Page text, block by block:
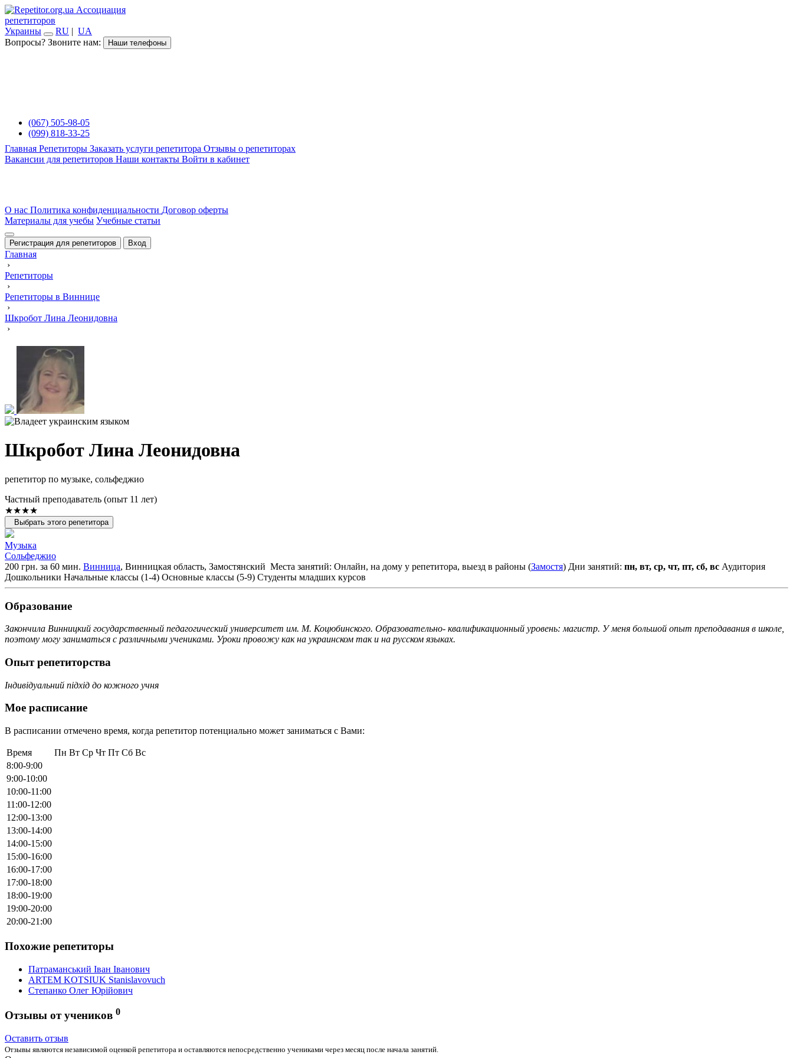
Ассоциация
репетиторов
Украины
RU | UA
Вопросы? Звоните нам:
Наши телефоны
(067) 505-98-05
(099) 818-33-25
Главная Репетиторы Заказать услуги репетитора Отзывы о репетиторах
Вакансии для репетиторов Наши контакты Войти в кабинет
О нас Политика конфиденциальности Договор оферты
Материалы для учебы Учебные статьи
Регистрация для репетиторов Вход
Главная
›
Репетиторы
›
Репетиторы в Виннице
›
Шкробот Лина Леонидовна
›
Шкробот Лина Леонидовна
репетитор по музыке, сольфеджио
Частный преподаватель (опыт 11 лет)
★★★★
Выбрать этого репетитора
Музыка
Сольфеджио
200 грн. за 60 мин. Винница, Винницкая область, Замостянский Места занятий: Онлайн, на дому у репетитора, выезд в районы (Замостя) Дни занятий: пн, вт, ср, чт, пт, сб, вс Аудитория
Дошкольники Начальные классы (1-4) Основные классы (5-9) Студенты младших курсов
Образование
Закончила Винницкий государственный педагогический университет им. М. Коцюбинского. Образовательно- квалификационный уровень: магистр. У меня большой опыт преподавания в школе,
поэтому могу заниматься с различными учениками. Уроки провожу как на украинском так и на русском языках.
Опыт репетиторства
Iндивiдуальний підхід до кожного учня
Мое расписание
В расписании отмечено время, когда репетитор потенциально может заниматься с Вами:
Время Пн Вт Ср Чт Пт Сб Вс
8:00-9:00
9:00-10:00
10:00-11:00
11:00-12:00
12:00-13:00
13:00-14:00
14:00-15:00
15:00-16:00
16:00-17:00
17:00-18:00
18:00-19:00
19:00-20:00
20:00-21:00
Похожие репетиторы
Патраманський Іван Іванович
ARTEM KOTSIUK Stanislavovuch
Степанко Олег Юрійович
Отзывы от учеников 0
Оставить отзыв
Отзывы являются независимой оценкой репетитора и оставляются непосредственно учениками через месяц после начала занятий.